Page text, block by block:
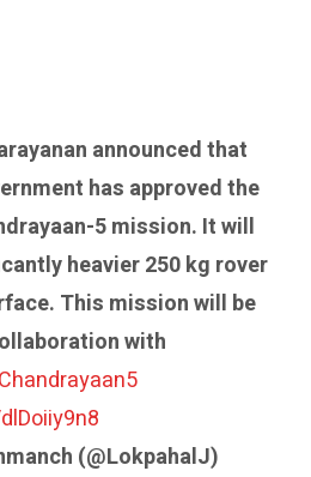
announced that
has approved the
5 mission. It will
heavier 250 kg rover
This mission will be
with
(@LokpahalJ)